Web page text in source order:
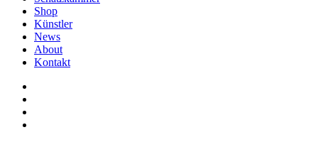
Shop
Künstler
News
About
Kontakt